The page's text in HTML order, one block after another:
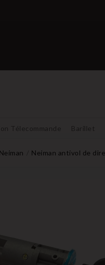
Télecommande Barillet
Neiman antivol de